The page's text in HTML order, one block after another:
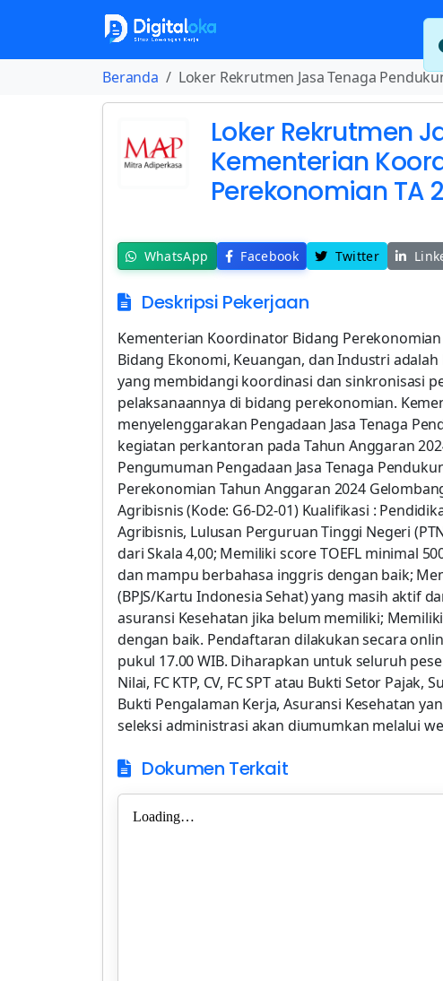
Beranda Loker Rekrutmen Jasa Tenaga
Loker Rekrutmen
Kementerian
Perekonomian TA
WhatsApp Facebook Twitter
Deskripsi Pekerjaan
Kementerian Koordinator Bidang
Bidang Ekonomi, Keuangan, dan Industri
yang membidangi koordinasi dan sinkronisasi
pelaksanaannya di bidang perekonomian.
menyelenggarakan Pengadaan Jasa Tenaga
kegiatan perkantoran pada Tahun Anggaran
Pengumuman Pengadaan Jasa Tenaga
Perekonomian Tahun Anggaran 2024
Agribisnis (Kode: G6-D2-01) Kualifikasi :
Agribisnis, Lulusan Perguruan Tinggi Negeri
dari Skala 4,00; Memiliki score TOEFL minimal
dan mampu berbahasa inggris dengan baik;
(BPJS/Kartu Indonesia Sehat) yang masih aktif
asuransi Kesehatan jika belum memiliki;
dengan baik. Pendaftaran dilakukan secara
pukul 17.00 WIB. Diharapkan untuk seluruh
Nilai, FC KTP, CV, FC SPT atau Bukti Setor
Bukti Pengalaman Kerja, Asuransi Kesehatan
seleksi administrasi akan diumumkan melalui
Dokumen Terkait